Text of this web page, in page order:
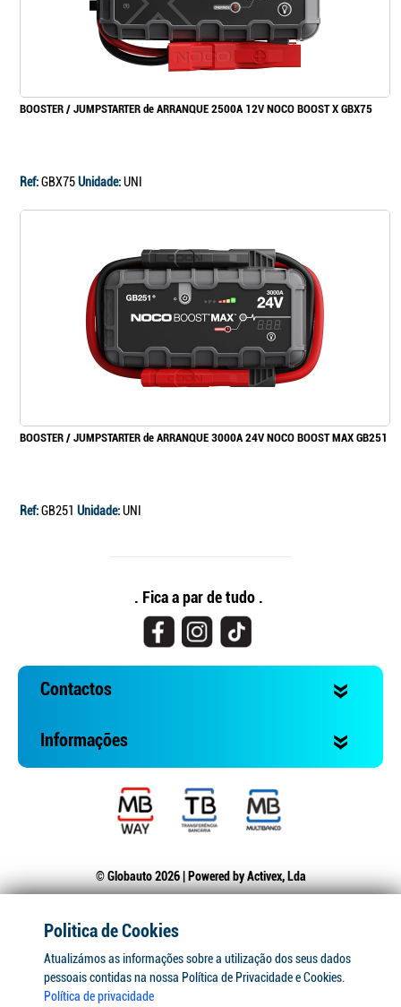
BOOSTER / JUMPSTARTER de ARRANQUE 2500A 12V NOCO BOOST X GBX75
Ref:GBX75Unidade:UNI
BOOSTER / JUMPSTARTER de ARRANQUE 3000A 24V NOCO BOOST MAX GB251
Ref:GB251 Unidade:UNI
. Fica a par de tudo .
Contactos
Informações
© Globauto 2026 | Powered byActivex, Lda
Politica de Cookies
Atualizámos as informações sobre a utilização dos seus dados
pessoais contidas na nossa Política de Privacidade e Cookies.
Política de privacidade